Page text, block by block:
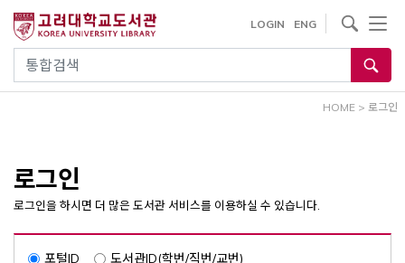
건
통합검색
LOGIN ENG
사이트내 검색
HOME > 로그인
로그인
로그인을 하시면 더 많은 도서관 서비스를 이용하실 수 있습니다.
포털ID 도서관ID(학번/직번/교번)